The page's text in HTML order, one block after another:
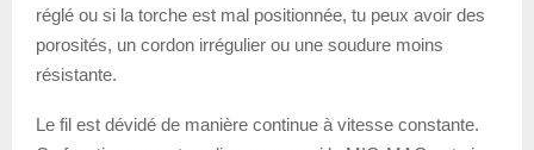
réglé ou si la torche est mal positionnée, tu peux avoir des
porosités, un cordon irrégulier ou une soudure moins
résistante.
Le fil est dévidé de manière continue à vitesse constante.